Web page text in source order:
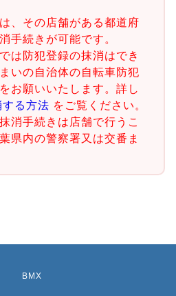
、その店舗がある都道府
手続きが可能です。
は防犯登録の抹消はでき
いの自治体の自転車防犯
お願いいたします。詳し
する方法 をご覧ください。
消手続きは店舗で行うこ
県内の警察署又は交番ま
BMX